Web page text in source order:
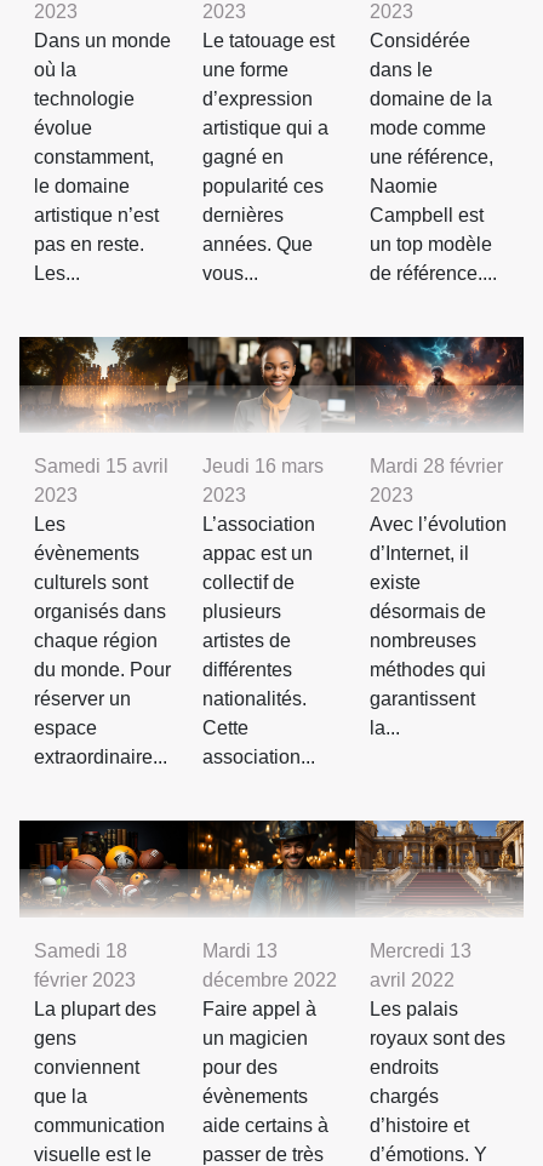
2023
Dans un monde
où la
technologie
évolue
constamment,
le domaine
artistique n’est
pas en reste.
Les...
2023
Le tatouage est
une forme
d’expression
artistique qui a
gagné en
popularité ces
dernières
années. Que
vous...
2023
Considérée
dans le
domaine de la
mode comme
une référence,
Naomie
Campbell est
un top modèle
de référence....
Samedi 15 avril
2023
Les
évènements
culturels sont
organisés dans
chaque région
du monde. Pour
réserver un
espace
extraordinaire...
Jeudi 16 mars
2023
L’association
appac est un
collectif de
plusieurs
artistes de
différentes
nationalités.
Cette
association...
Mardi 28 février
2023
Avec l’évolution
d’Internet, il
existe
désormais de
nombreuses
méthodes qui
garantissent
la...
Samedi 18
février 2023
La plupart des
gens
conviennent
que la
communication
visuelle est le
Mardi 13
décembre 2022
Faire appel à
un magicien
pour des
évènements
aide certains à
passer de très
Mercredi 13
avril 2022
Les palais
royaux sont des
endroits
chargés
d’histoire et
d’émotions. Y